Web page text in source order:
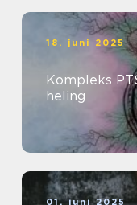
18. juni 2025
Kompleks
heling
01. juni 2025